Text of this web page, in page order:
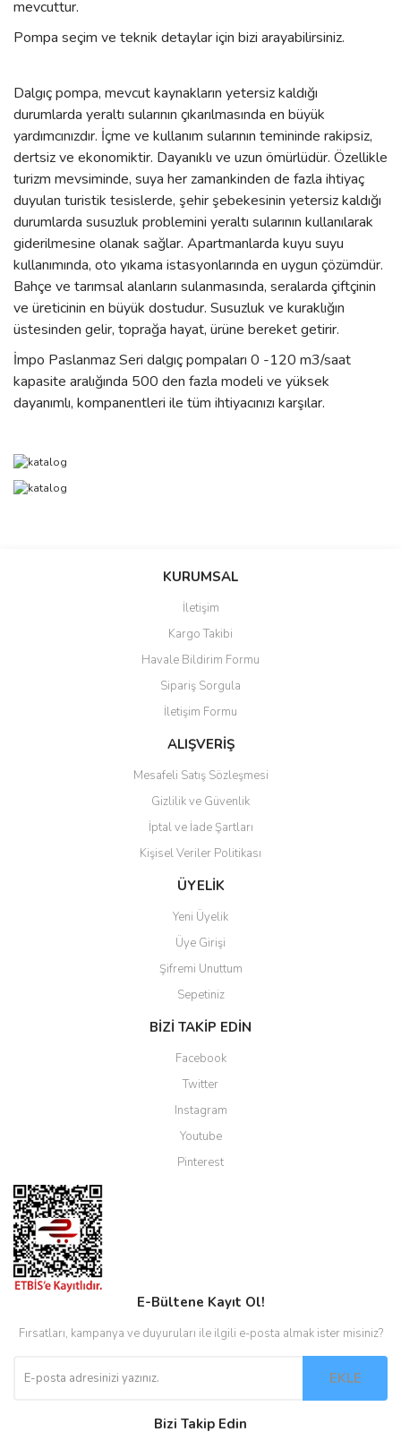
mevcuttur.
Pompa seçim ve teknik detaylar için bizi arayabilirsiniz.
Dalgıç pompa, mevcut kaynakların yetersiz kaldığı
durumlarda yeraltı sularının çıkarılmasında en büyük
yardımcınızdır. İçme ve kullanım sularının temininde rakipsiz,
dertsiz ve ekonomiktir. Dayanıklı ve uzun ömürlüdür. Özellikle
turizm mevsiminde, suya her zamankinden de fazla ihtiyaç
duyulan turistik tesislerde, şehir şebekesinin yetersiz kaldığı
durumlarda susuzluk problemini yeraltı sularının kullanılarak
giderilmesine olanak sağlar. Apartmanlarda kuyu suyu
kullanımında, oto yıkama istasyonlarında en uygun çözümdür.
Bahçe ve tarımsal alanların sulanmasında, seralarda çiftçinin
ve üreticinin en büyük dostudur. Susuzluk ve kuraklığın
üstesinden gelir, toprağa hayat, ürüne bereket getirir.
İmpo Paslanmaz Seri dalgıç pompaları 0 -120 m3/saat
kapasite aralığında 500 den fazla modeli ve yüksek
dayanımlı, kompanentleri ile tüm ihtiyacınızı karşılar.
Bu ürüne ilk yorumu siz yapın!
Ürün hakkında henüz soru sorulmamış.
Ürün resmi kalitesiz, bozuk veya görüntülenemiyor.
Ürün açıklamasında eksik bilgiler bulunuyor.
Ürün bilgilerinde hatalar bulunuyor.
Ürün fiyatı diğer sitelerden daha pahalı.
Bu ürüne benzer farklı alternatifler olmalı.
Gönder
KURUMSAL
İletişim
Kargo Takibi
Havale Bildirim Formu
Sipariş Sorgula
İletişim Formu
ALIŞVERİŞ
Mesafeli Satış Sözleşmesi
Gizlilik ve Güvenlik
İptal ve İade Şartları
Kişisel Veriler Politikası
ÜYELİK
Yeni Üyelik
Üye Girişi
Şifremi Unuttum
Sepetiniz
BİZİ TAKİP EDİN
Facebook
Twitter
Instagram
Youtube
Pinterest
E-Bültene Kayıt Ol!
Fırsatları, kampanya ve duyuruları ile ilgili e-posta almak ister misiniz?
EKLE
Bizi Takip Edin